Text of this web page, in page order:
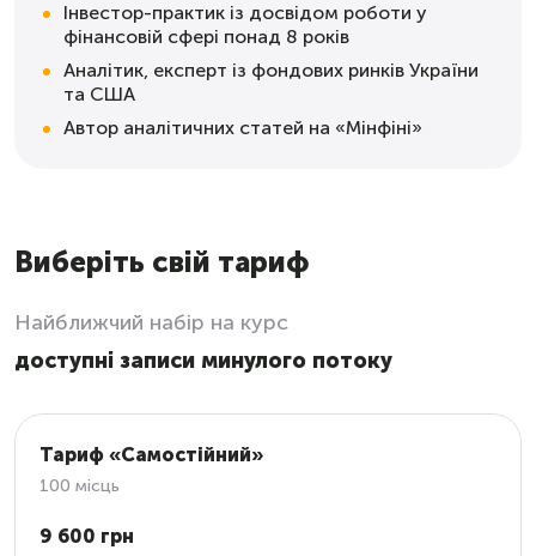
Інвестор-практик із досвідом роботи у
фінансовій сфері понад 8 років
Аналітик, експерт із фондових ринків України
та США
Автор аналітичних статей на «Мінфіні»
Виберіть свій тариф
Найближчий набір на курс
доступні записи минулого потоку
Тариф «Самостійний»
100 місць
9 600 грн